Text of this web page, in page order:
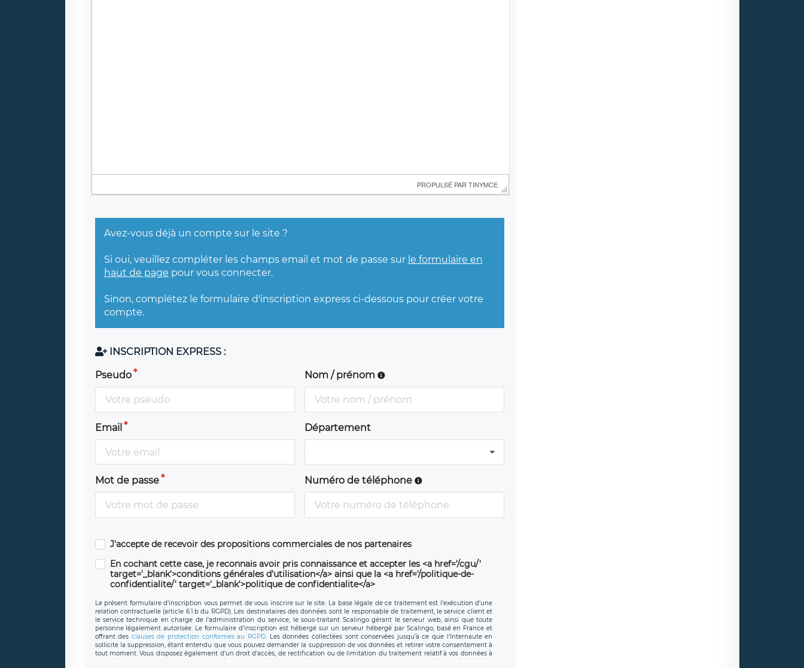
PROPULSÉ PAR TINYMCE
Avez-vous déjà un compte sur le site ?
Si oui, veuillez compléter les champs email et mot de passe sur le formulaire en
haut de page pour vous connecter.
Sinon, complétez le formulaire d'inscription express ci-dessous pour créer votre
compte.
INSCRIPTION EXPRESS :
Pseudo Nom / prénom
Email Département
Mot de passe Numéro de téléphone
J'accepte de recevoir des propositions commerciales de nos partenaires
En cochant cette case, je reconnais avoir pris connaissance et accepter les <a href='/cgu/'
target='_blank'>conditions générales d'utilisation</a> ainsi que la <a href='/politique-de-
confidentialite/' target='_blank'>politique de confidentialite</a>
Le présent formulaire d’inscription vous permet de vous inscrire sur le site. La base légale de ce traitement est l’exécution d’une
relation contractuelle (article 6.1.b du RGPD). Les destinataires des données sont le responsable de traitement, le service client et
le service technique en charge de l’administration du service, le sous-traitant Scalingo gérant le serveur web, ainsi que toute
personne légalement autorisée. Le formulaire d’inscription est hébergé sur un serveur hébergé par Scalingo, basé en France et
offrant des clauses de protection conformes au RGPD. Les données collectées sont conservées jusqu’à ce que l’Internaute en
sollicite la suppression, étant entendu que vous pouvez demander la suppression de vos données et retirer votre consentement à
tout moment. Vous disposez également d’un droit d’accès, de rectification ou de limitation du traitement relatif à vos données à
caractère personnel, ainsi que d’un droit à la portabilité de vos données. Vous pouvez exercer ces droits auprès du délégué à la